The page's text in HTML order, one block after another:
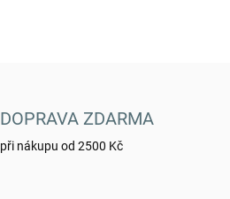
DOPRAVA ZDARMA
při nákupu od 2500 Kč